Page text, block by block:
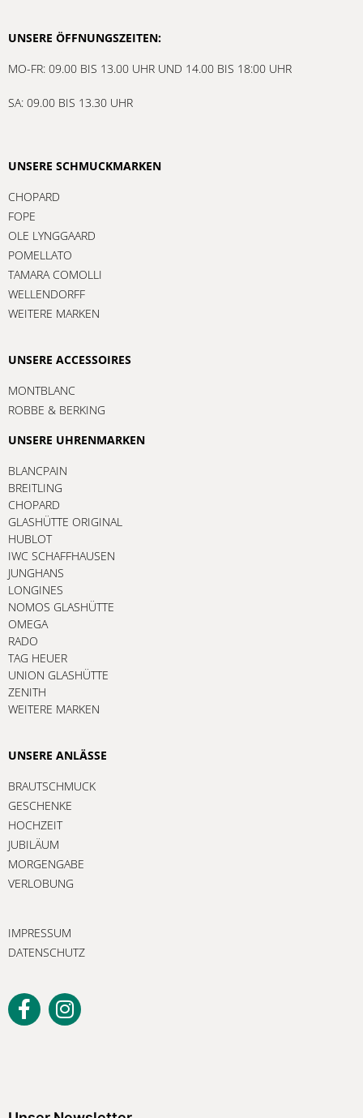
UNSERE ÖFFNUNGSZEITEN:
MO-FR: 09.00 BIS 13.00 UHR UND 14.00 BIS 18:00 UHR
SA: 09.00 BIS 13.30 UHR
UNSERE SCHMUCKMARKEN
CHOPARD
FOPE
OLE LYNGGAARD
POMELLATO
TAMARA COMOLLI
WELLENDORFF
WEITERE MARKEN
UNSERE ACCESSOIRES
MONTBLANC
ROBBE & BERKING
UNSERE UHRENMARKEN
BLANCPAIN
BREITLING
CHOPARD
GLASHÜTTE ORIGINAL
HUBLOT
IWC SCHAFFHAUSEN
JUNGHANS
LONGINES
NOMOS GLASHÜTTE
OMEGA
RADO
TAG HEUER
UNION GLASHÜTTE
ZENITH
WEITERE MARKEN
UNSERE ANLÄSSE
BRAUTSCHMUCK
GESCHENKE
HOCHZEIT
JUBILÄUM
MORGENGABE
VERLOBUNG
IMPRESSUM
DATENSCHUTZ